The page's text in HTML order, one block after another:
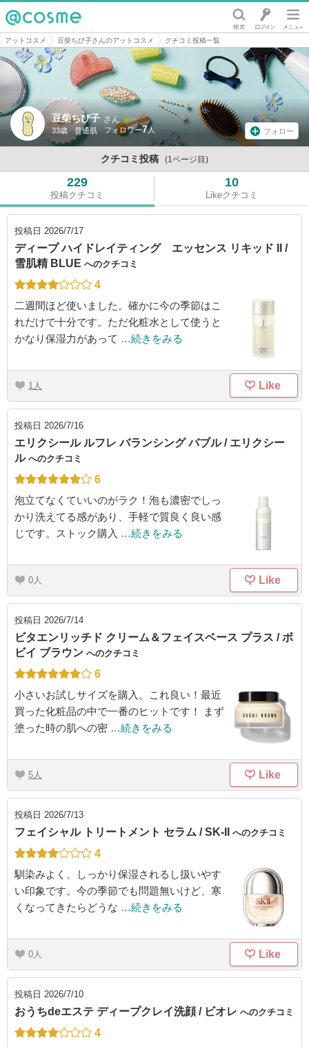
@cosme
アットコスメ 豆柴ちび子さんのアットコスメ クチコミ投稿一覧
豆柴ちび子 さん
33歳 普通肌 7 フォロー
クチコミ投稿 (1ページ目)
229
投稿クチコミ
10
Likeクチコミ
投稿日 2026/7/17
ディープ ハイドレイティング エッセンス リキッド II /
雪肌精 BLUE へのクチコミ
4
二週間ほど使いました。確かに今の季節はこ
れだけで十分です。ただ化粧水として使うと
かなり保湿力があって …続きをみる
1 Like
投稿日 2026/7/16
エリクシール ルフレ バランシング バブル / エリクシー
ル へのクチコミ
6
泡立てなくていいのがラク！泡も濃密でしっ
かり洗えてる感があり、手軽で質良く良い感
じです。ストック購入 …続きをみる
0 Like
投稿日 2026/7/14
ビタエンリッチド クリーム＆フェイスベース プラス / ボ
ビイ ブラウン へのクチコミ
6
小さいお試しサイズを購入。これ良い！最近
買った化粧品の中で一番のヒットです！ まず
塗った時の肌への密 …続きをみる
5 Like
投稿日 2026/7/13
フェイシャル トリートメント セラム / SK-II へのクチコミ
4
馴染みよく、しっかり保湿されるし扱いやす
い印象です。今の季節でも問題無いけど、寒
くなってきたらどうな …続きをみる
0 Like
投稿日 2026/7/10
おうちdeエステ ディープクレイ洗顔 / ビオレ へのクチコミ
4